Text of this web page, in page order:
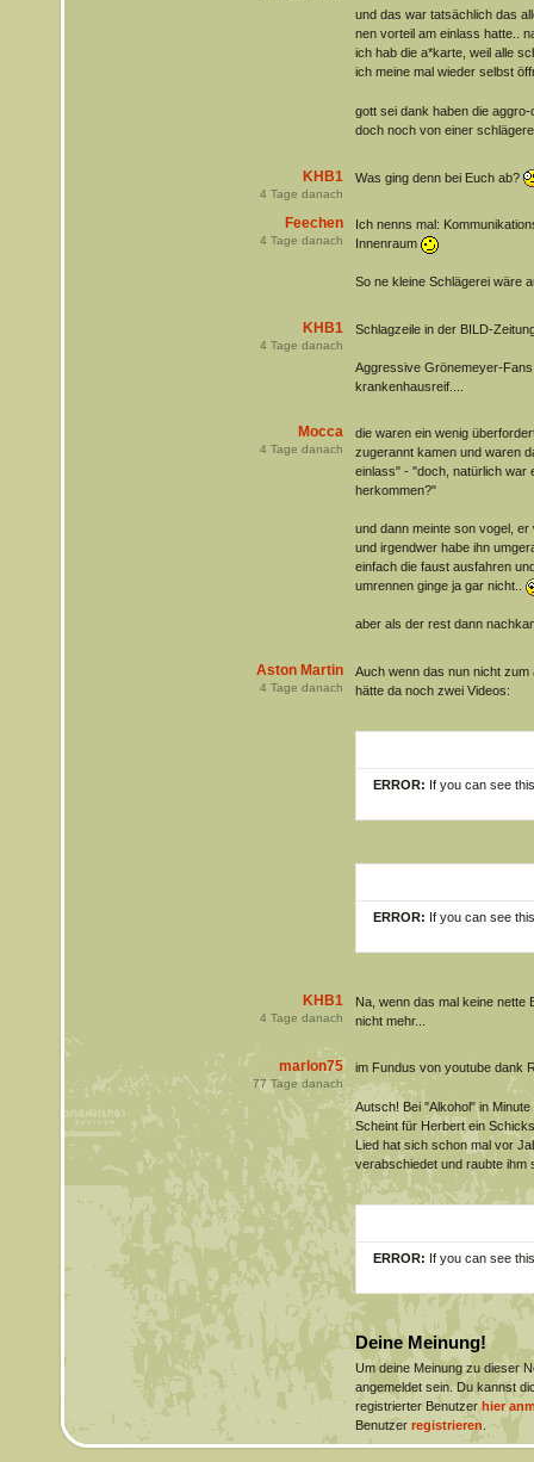
und das war tatsächlich das
nen vorteil am einlass hatte..
ich hab die a*karte, weil alle
ich meine mal wieder selbst
gott sei dank haben die
doch noch von einer
KHB1
4 Tage danach
Was ging denn bei Euch ab?
Feechen
4 Tage danach
Ich nenns mal:
Innenraum
So ne kleine Schlägerei wäre
KHB1
4 Tage danach
Schlagzeile in der BILD-
Aggressive Grönemeyer-
krankenhausreif....
Mocca
4 Tage danach
die waren ein wenig
zugerannt kamen und waren
einlass" - "doch, natürlich war
herkommen?"
und dann meinte son vogel,
und irgendwer habe ihn
einfach die faust ausfahren
umrennen ginge ja gar nicht..
aber als der rest dann
Aston Martin
4 Tage danach
Auch wenn das nun nicht
hätte da noch zwei Videos:
ERROR: If you can see
ERROR: If you can see
KHB1
4 Tage danach
Na, wenn das mal keine nette
nicht mehr...
marlon75
77Tage danach
im Fundus von youtube dank
Autsch! Bei "Alkohol" in
Scheint für Herbert ein
Lied hat sich schon mal vor
verabschiedet und raubte ihm
ERROR: If you can see
Deine Meinung!
Um deine Meinung zu dieser
angemeldet sein. Du kannst
registrierter Benutzerhier
Benutzer registrieren.